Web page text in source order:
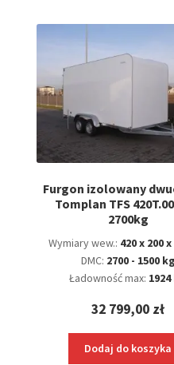
Furgon izolowany
Tomplan TFS
2700kg
Wymiary wew.: 420 x 200
DMC: 2700 - 1500 kg
Ładowność max:
32 799,00 zł
Dodaj do koszyka